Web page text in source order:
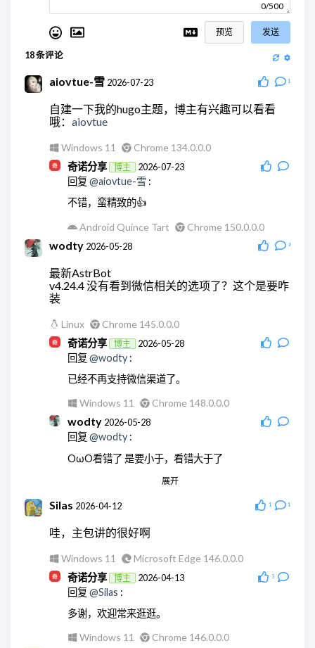
0/500
预览 发送
18条评论
aiovtue-雪 2026-07-23 1
自建一下我的hugo主题，博主有兴趣可以看看
哦： aiovtue
Windows 11
Chrome 134.0.0.0
奇诺分享
博主 2026-07-23
回复 @aiovtue-雪 :
不错，蛮精致的👍
Android Quince Tart Chrome 150.0.0.0
wodty 2026-05-28 9
最新AstrBot
v4.24.4 没有看到微信相关的选项了？这个是要咋
装
Linux
Chrome 145.0.0.0
奇诺分享
博主 2026-05-28
回复 @wodty :
已经不再支持微信渠道了。
Windows 11 Chrome 148.0.0.0
wodty 2026-05-28
回复 @wodty :
OωO看错了 是要小于，看错大于了
Chrome 145.0.0.0
wodty 2026-05-28
现在微信机器人都没法玩了
Linux
Chrome 145.0.0.0
奇诺分享
博主 2026-05-28
回复@wodty
😄没错
Windows 11
Chrome 148.0.0.0
展开
Silas 2026-04-12 1 1
哇，主包讲的很好啊
Windows 11
Microsoft Edge 146.0.0.0
奇诺分享
博主 2026-04-13 3
回复 @Silas :
多谢，欢迎常来逛逛。
Windows 11 Chrome 146.0.0.0